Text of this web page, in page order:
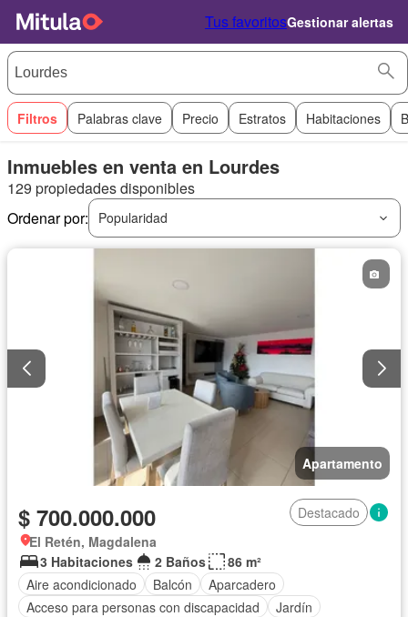
Tus favoritosGestionar alertas
Filtros Palabras clave Precio Estratos Habitaciones
Inmuebles en venta en Lourdes
129 propiedades disponibles
Ordenar por:
Popularidad
Apartamento
$ 700.000.000
Destacado
El Retén, Magdalena
3 Habitaciones
2 Baños
86 m²
Aire acondicionado
Balcón
Aparcadero
Acceso para personas con discapacidad
Jardín